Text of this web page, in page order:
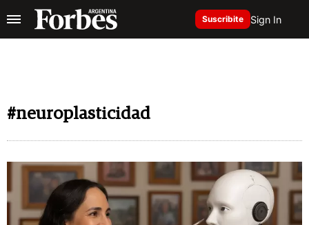
Suscribite Sign In
#neuroplasticidad